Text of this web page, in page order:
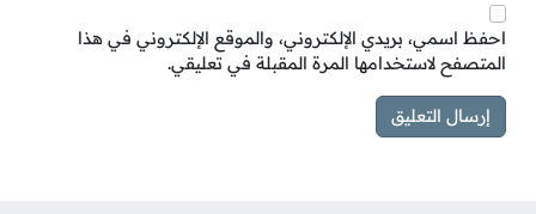
احفظ اسمي، بريدي الإلكتروني، والموقع الإلكتروني في هذا
المتصفح لاستخدامها المرة المقبلة في تعليقي.